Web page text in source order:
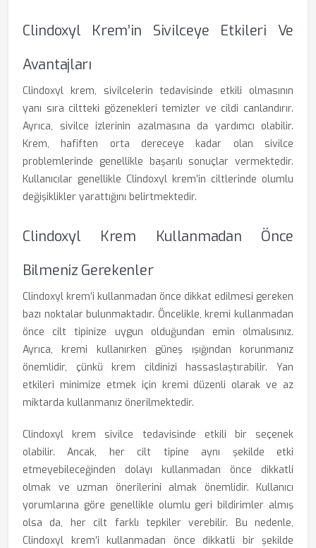
Clindoxyl Krem’in Sivilceye Etkileri Ve
Avantajları
Clindoxyl krem, sivilcelerin tedavisinde etkili olmasının
yanı sıra ciltteki gözenekleri temizler ve cildi canlandırır.
Ayrıca, sivilce izlerinin azalmasına da yardımcı olabilir.
Krem, hafiften orta dereceye kadar olan sivilce
problemlerinde genellikle başarılı sonuçlar vermektedir.
Kullanıcılar genellikle Clindoxyl krem’in ciltlerinde olumlu
değişiklikler yarattığını belirtmektedir.
Clindoxyl Krem Kullanmadan Önce
Bilmeniz Gerekenler
Clindoxyl krem’i kullanmadan önce dikkat edilmesi gereken
bazı noktalar bulunmaktadır. Öncelikle, kremi kullanmadan
önce cilt tipinize uygun olduğundan emin olmalısınız.
Ayrıca, kremi kullanırken güneş ışığından korunmanız
önemlidir, çünkü krem cildinizi hassaslaştırabilir. Yan
etkileri minimize etmek için kremi düzenli olarak ve az
miktarda kullanmanız önerilmektedir.
Clindoxyl krem sivilce tedavisinde etkili bir seçenek
olabilir. Ancak, her cilt tipine aynı şekilde etki
etmeyebileceğinden dolayı kullanmadan önce dikkatli
olmak ve uzman önerilerini almak önemlidir. Kullanıcı
yorumlarına göre genellikle olumlu geri bildirimler almış
olsa da, her cilt farklı tepkiler verebilir. Bu nedenle,
Clindoxyl krem’i kullanmadan önce dikkatli bir şekilde